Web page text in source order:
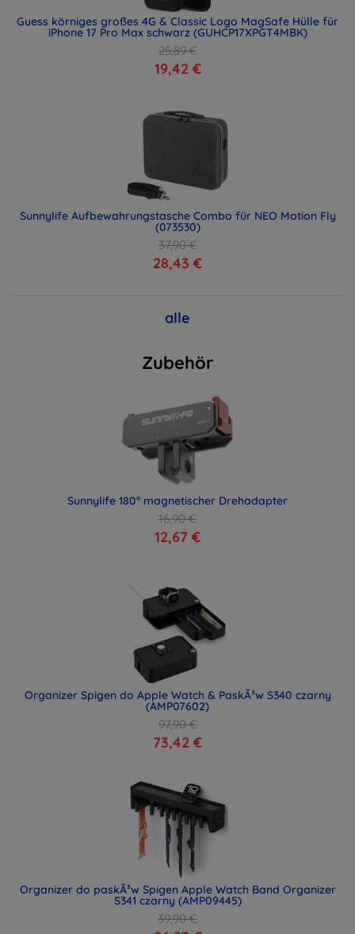
Guess körniges großes 4G & Classic Logo MagSafe Hülle für
iPhone 17 Pro Max schwarz (GUHCP17XPGT4MBK)
25,89 €
19,42 €
Sunnylife Aufbewahrungstasche Combo für NEO Motion Fly
(073530)
37,90 €
28,43 €
alle
Zubehör
Sunnylife 180° magnetischer Drehadapter
16,90 €
12,67 €
Organizer Spigen do Apple Watch & PaskÃ³w S340 czarny
(AMP07602)
97,90 €
73,42 €
Organizer do paskÃ³w Spigen Apple Watch Band Organizer
S341 czarny (AMP09445)
39,90 €